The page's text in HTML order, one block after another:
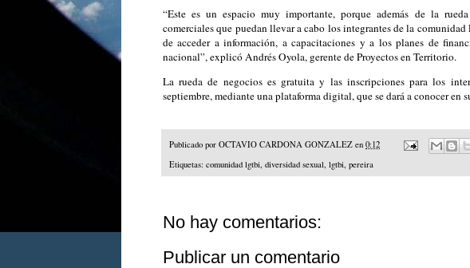
“Este es un espacio muy importante, porque además de la
comerciales que puedan llevar a cabo los integrantes de la
de acceder a información, a capacitaciones y a los planes de
nacional”, explicó Andrés Oyola, gerente de Proyectos en Territorio.
La rueda de negocios es gratuita y las inscripciones para los
septiembre, mediante una plataforma digital, que se dará a conocer en
Publicado por OCTAVIO CARDONA GONZALEZ en 0:12
Etiquetas: comunidad lgtbi diversidad sexual lgtbi pereira
No hay comentarios:
Publicar un comentario